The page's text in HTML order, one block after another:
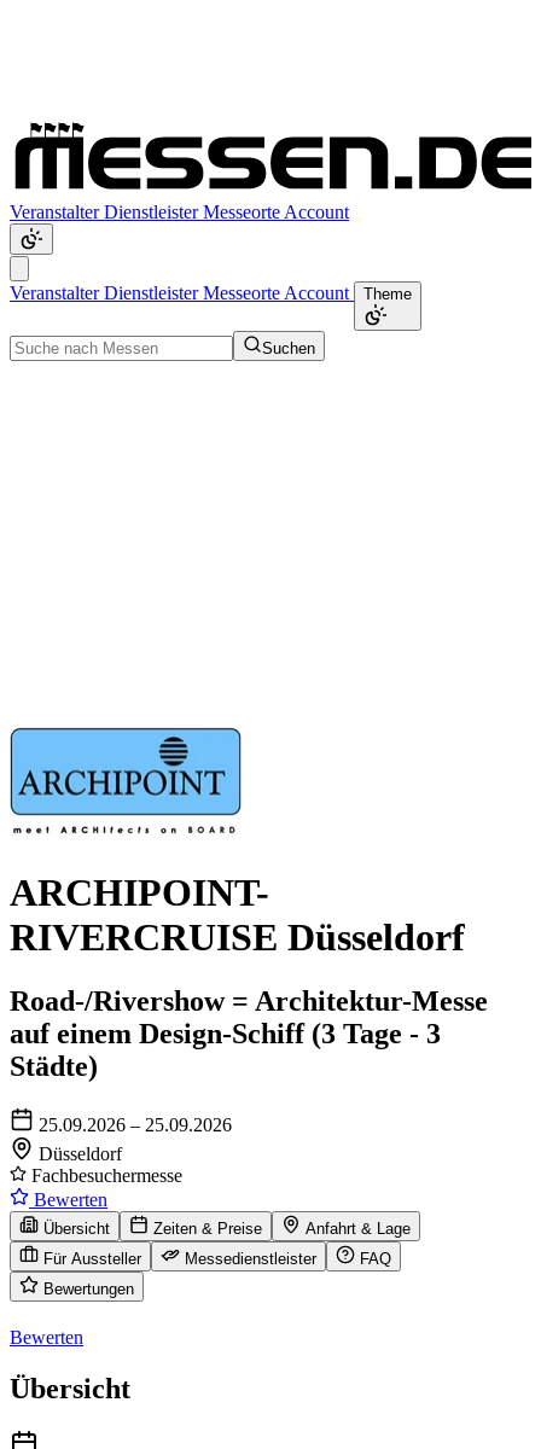
VeranstalterDienstleisterMesseorte Account
VeranstalterDienstleisterMesseorte Account Theme
Suchen
ARCHIPOINT-
RIVERCRUISE Düsseldorf
Road-/Rivershow = Architektur-Messe
auf einem Design-Schiff (3 Tage - 3
Städte)
25.09.2026 – 25.09.2026
Düsseldorf
Fachbesuchermesse
Bewerten
Übersicht Zeiten & Preise
Anfahrt & Lage
Für Aussteller
Messedienstleister
FAQ
Bewertungen
Bewerten
Übersicht